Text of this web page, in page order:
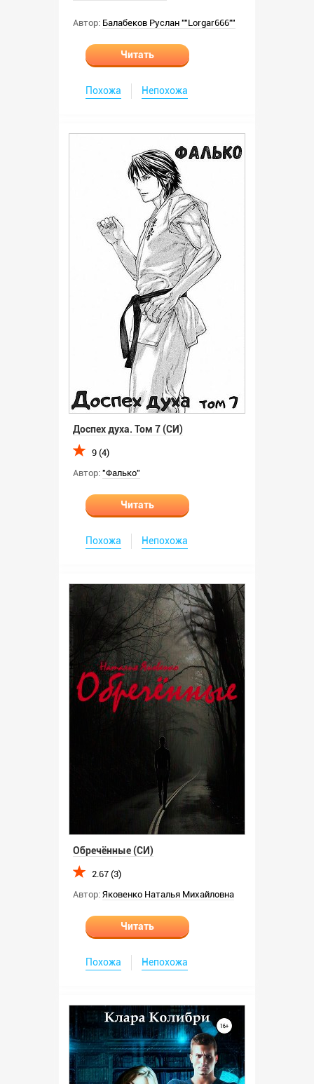
Автор: Балабеков Руслан ""Lorgar666""
Читать
Похожа Непохожа
Доспех духа. Том 7 (СИ)
9 (4)
Автор: "Фалько"
Читать
Похожа Непохожа
Обречённые (СИ)
2.67 (3)
Автор: Яковенко Наталья Михайловна
Читать
Похожа Непохожа